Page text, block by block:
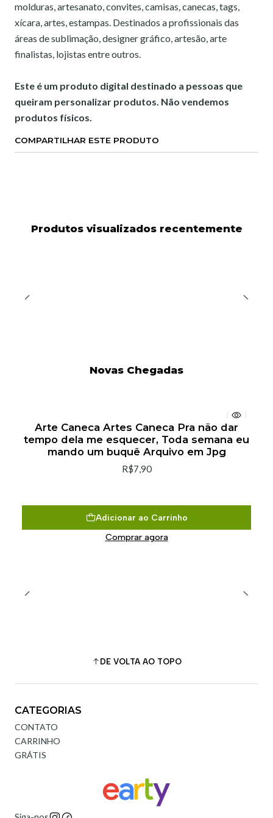
molduras, artesanato, convites, camisas, canecas, tags,
xícara, artes, estampas. Destinados a profissionais das
áreas de sublimação, designer gráfico, artesão, arte
finalistas, lojistas entre outros.
Este é um produto digital destinado a pessoas que
queiram personalizar produtos. Não vendemos
produtos físicos.
COMPARTILHAR ESTE PRODUTO
Produtos visualizados recentemente
Novas Chegadas
Arte Caneca Artes Caneca Pra não dar
tempo dela me esquecer, Toda semana eu
mando um buquê Arquivo em Jpg
R$7,90
Adicionar ao Carrinho
Comprar agora
DE VOLTA AO TOPO
CATEGORIAS
CONTATO
CARRINHO
GRÁTIS